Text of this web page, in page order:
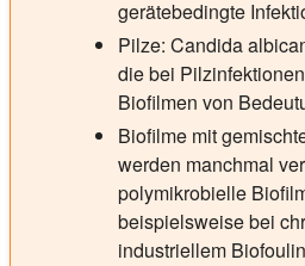
gerätebedingte
Pilze: Candida
die bei
Biofilmen von
Biofilme mit
werden manchmal
polymikrobielle
beispielsweise bei
industriellem